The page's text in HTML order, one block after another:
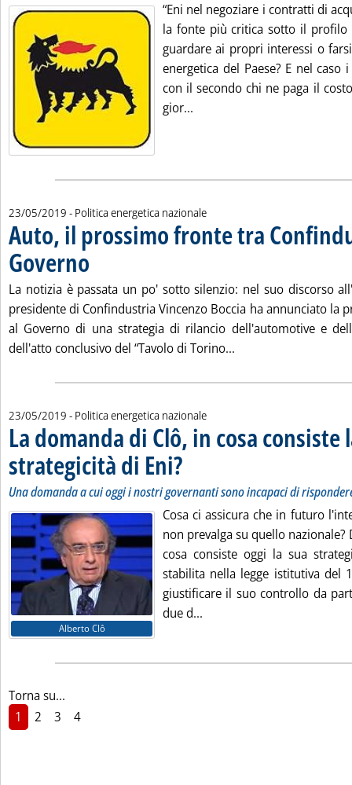
“Eni nel negoziare i contratti di
la fonte più critica sotto il profilo
guardare ai propri interessi o
energetica del Paese? E nel
con il secondo chi ne paga il
gior...
23/05/2019 - Politica energetica nazionale
Auto, il prossimo fronte tra
Governo
La notizia è passata un po' sotto silenzio: nel suo discorso
presidente di Confindustria Vincenzo Boccia ha annunciato la
al Governo di una strategia di rilancio dell'automotive e
dell'atto conclusivo del “Tavolo di Torino...
23/05/2019 - Politica energetica nazionale
La domanda di Clô, in cosa consiste
strategicità di Eni?. Sottotitolo: Una domanda a cui oggi i
. Pubblicata giovedì 23 maggio 2019 alle
Una domanda a cui oggi i nostri governanti sono incapaci di
Alberto Clô
Cosa ci assicura che in futuro
non prevalga su quello
cosa consiste oggi la sua
stabilita nella legge istitutiva del
giustificare il suo controllo da
due d...
Torna su...
1
2 3 4